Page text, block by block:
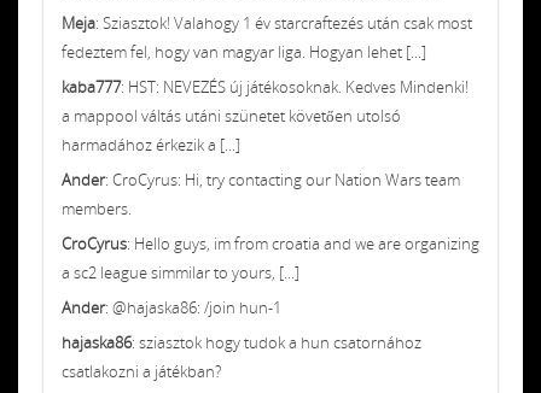
Meja: Sziasztok! Valahogy 1 év starcraftezés után csak most
fedeztem fel, hogy van magyar liga. Hogyan lehet [...]
kaba777: HST: NEVEZÉS új játékosoknak. Kedves Mindenki!
a mappool váltás utáni szünetet követően utolsó
harmadához érkezik a [...]
Ander: CroCyrus: Hi, try contacting our Nation Wars team
members.
CroCyrus: Hello guys, im from croatia and we are organizing
a sc2 league simmilar to yours, [...]
Ander: @hajaska86: /join hun-1
hajaska86: sziasztok hogy tudok a hun csatornához
csatlakozni a játékban?